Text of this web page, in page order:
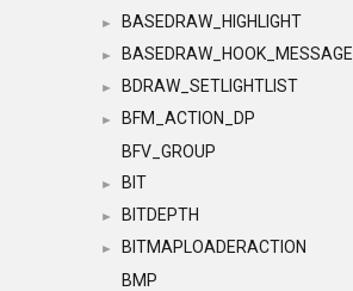
► BASEDRAW_HIGHLIGHT
► BASEDRAW_HOOK_MESSAGE
► BDRAW_SETLIGHTLIST
►
BFM_ACTION_DP
BFV_GROUP
► BIT
► BITDEPTH
►
BITMAPLOADERACTION
BMP